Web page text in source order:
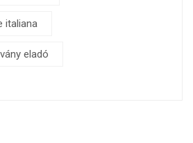
italiana
eladó